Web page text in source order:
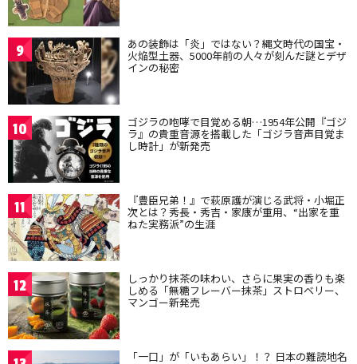
9 あの装飾は「炎」ではない？縄文時代の国宝・
火焔型土器、5000年前の人々が刻んだ謎とデザ
インの秘密
10 ゴジラの咆哮で目覚める朝…1954年公開『ゴジ
ラ』の貴重音源を搭載した「ゴジラ音声目覚ま
し時計」が新発売
11 『豊臣兄弟！』で萩原護が演じる武将・小堀正
次とは？秀長・秀吉・家康が重用、“出家を重
ねた実務派”の生涯
12 しっかり抹茶の味わい、さらに果実の香りも楽
しめる「無糖フレーバー抹茶」ストロベリー、
マンゴー新発売
「一口」が「いもあらい」！？ 日本の難読地名